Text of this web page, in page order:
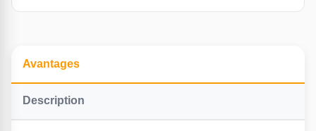
Avantages
Description